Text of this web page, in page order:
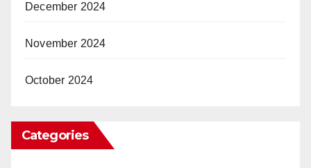
December 2024
November 2024
October 2024
Categories